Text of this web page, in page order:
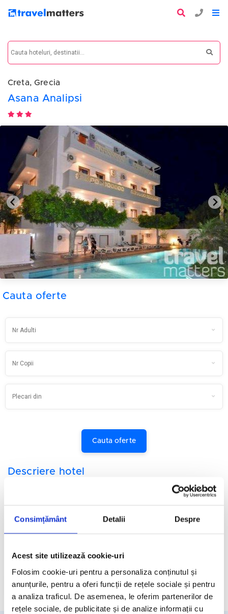
Consimțământ Detalii Despre
Acest site utilizează cookie-uri
Folosim cookie-uri pentru a personaliza conținutul și
anunțurile, pentru a oferi funcții de rețele sociale și pentru
a analiza traficul. De asemenea, le oferim partenerilor de
rețele sociale, de publicitate și de analize informații cu
Creta, Grecia
Asana Analipsi
Cauta oferte
Cauta oferte
Descriere hotel
se afla in localitatea Analipsi din
Facilitati hotel
Cere oferta personalizata